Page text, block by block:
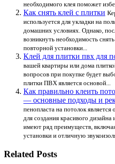
необходимого клея поможет
Как снять клей с плитки
используется для укладки на
домашних условиях. Однако,
возникнуть необходимость
повторной установки...
Клей для плитки пвх для
вашей квартиры или дома
вопросов при покупке будет
плитки ПВХ является основой...
Как правильно клеить
— основные подходы и
пенопласта на потолок
для создания красивого
имеют ряд преимуществ,
установки и отличную
Related Posts